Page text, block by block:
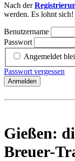
Nach der
werden. Es lohnt sich!
Benutzername
Passwort
Angemeldet
Passwort vergessen
Anmelden
Gießen:
Breuer-